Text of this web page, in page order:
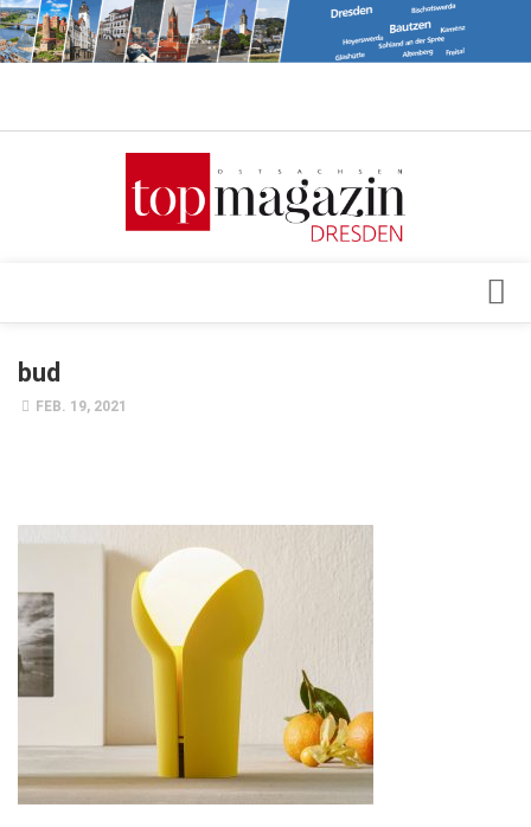
Verkaufsstellen
Top Gesundheitsforum Dresden / Ostsachsen
Events
Gesellschaft
Kunst & Kultur
Lifestyle
Ausflug & Reise
Top Branchen
bud
FEB. 19, 2021